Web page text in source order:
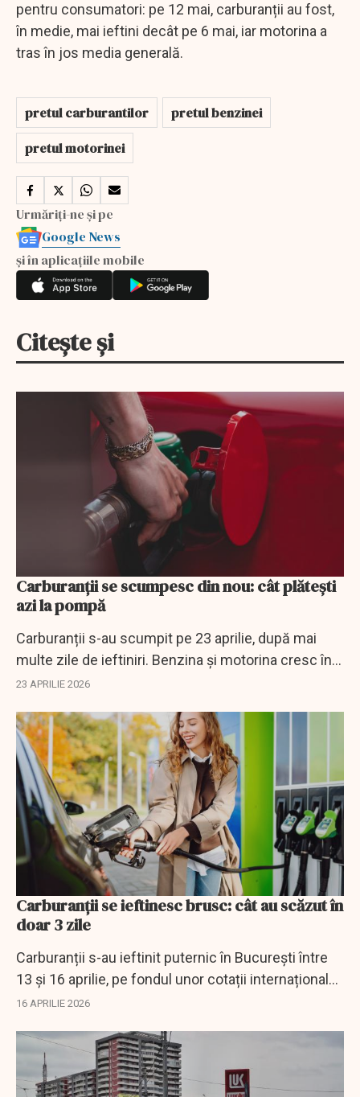
pentru consumatori: pe 12 mai, carburanții au fost,
în medie, mai ieftini decât pe 6 mai, iar motorina a
tras în jos media generală.
pretul carburantilor
pretul benzinei
pretul motorinei
Urmăriți-ne și pe
Google News
și în aplicațiile mobile
Citește și
Carburanții se scumpesc din nou: cât plătești
azi la pompă
Carburanții s-au scumpit pe 23 aprilie, după mai
multe zile de ieftiniri. Benzina și motorina cresc în
ziua demisiilor miniștrilor PSD, pe fondul avansului
23 APRILIE 2026
Carburanții se ieftinesc brusc: cât au scăzut în
doar 3 zile
Carburanții s-au ieftinit puternic în București între
13 și 16 aprilie, pe fondul unor cotații internaționale
volatile ale petrolului.
16 APRILIE 2026